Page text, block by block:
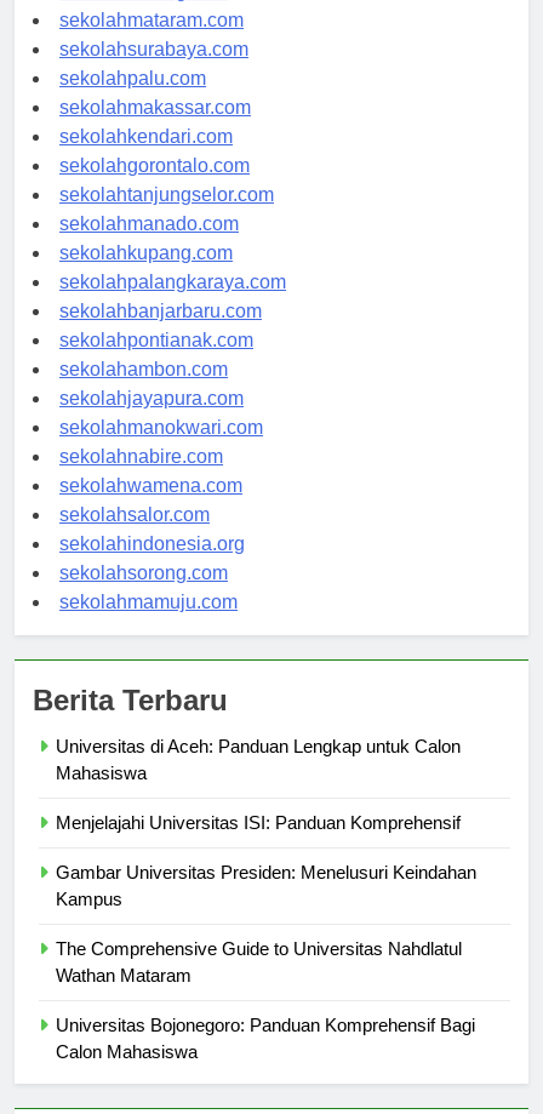
sekolahserang.com
sekolahmataram.com
sekolahsurabaya.com
sekolahpalu.com
sekolahmakassar.com
sekolahkendari.com
sekolahgorontalo.com
sekolahtanjungselor.com
sekolahmanado.com
sekolahkupang.com
sekolahpalangkaraya.com
sekolahbanjarbaru.com
sekolahpontianak.com
sekolahambon.com
sekolahjayapura.com
sekolahmanokwari.com
sekolahnabire.com
sekolahwamena.com
sekolahsalor.com
sekolahindonesia.org
sekolahsorong.com
Universitas di Aceh: Panduan Lengkap untuk Calon
Gambar Universitas Presiden: Menelusuri Keindahan
The Comprehensive Guide to Universitas Nahdlatul
Universitas Bojonegoro: Panduan Komprehensif Bagi